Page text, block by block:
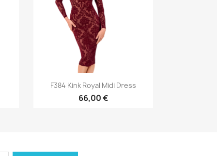
Aperçu rapide
F384 Kink Royal Midi Dress
66,00 €